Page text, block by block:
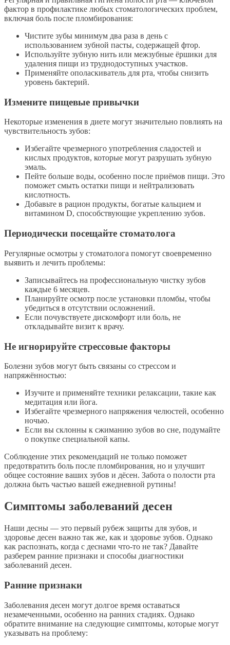
фактор в профилактике любых стоматологических проблем,
включая боль после пломбирования:
Чистите зубы минимум два раза в день с
использованием зубной пасты, содержащей фтор.
Используйте зубную нить или межзубные ёршики для
удаления пищи из труднодоступных участков.
Применяйте ополаскиватель для рта, чтобы снизить
уровень бактерий.
Измените пищевые привычки
Некоторые изменения в диете могут значительно повлиять на
чувствительность зубов:
Избегайте чрезмерного употребления сладостей и
кислых продуктов, которые могут разрушать зубную
эмаль.
Пейте больше воды, особенно после приёмов пищи. Это
поможет смыть остатки пищи и нейтрализовать
кислотность.
Добавьте в рацион продукты, богатые кальцием и
витамином D, способствующие укреплению зубов.
Периодически посещайте стоматолога
Регулярные осмотры у стоматолога помогут своевременно
выявить и лечить проблемы:
Записывайтесь на профессиональную чистку зубов
каждые 6 месяцев.
Планируйте осмотр после установки пломбы, чтобы
убедиться в отсутствии осложнений.
Если почувствуете дискомфорт или боль, не
откладывайте визит к врачу.
Не игнорируйте стрессовые факторы
Болезни зубов могут быть связаны со стрессом и
напряжённостью:
Изучите и применяйте техники релаксации, такие как
медитация или йога.
Избегайте чрезмерного напряжения челюстей, особенно
ночью.
Если вы склонны к сжиманию зубов во сне, подумайте
о покупке специальной капы.
Соблюдение этих рекомендаций не только поможет
предотвратить боль после пломбирования, но и улучшит
общее состояние ваших зубов и дёсен. Забота о полости рта
должна быть частью вашей ежедневной рутины!
Симптомы заболеваний десен
Наши десны — это первый рубеж защиты для зубов, и
здоровье десен важно так же, как и здоровье зубов. Однако
как распознать, когда с деснами что-то не так? Давайте
разберем ранние признаки и способы диагностики
заболеваний десен.
Ранние признаки
Заболевания десен могут долгое время оставаться
незамеченными, особенно на ранних стадиях. Однако
обратите внимание на следующие симптомы, которые могут
указывать на проблему: